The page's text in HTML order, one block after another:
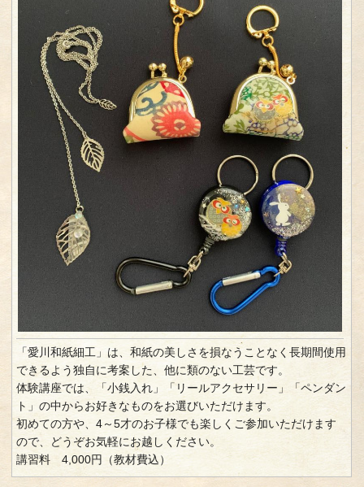
「愛川和紙細工」は、和紙の美しさを損なうことなく長期間使用
できるよう独自に考案した、他に類のない工芸です。
体験講座では、「小銭入れ」「リールアクセサリー」「ペンダン
ト」の中からお好きなものをお選びいただけます。
初めての方や、4～5才のお子様でも楽しくご参加いただけます
ので、どうぞお気軽にお越しください。
講習料 4,000円（教材費込）